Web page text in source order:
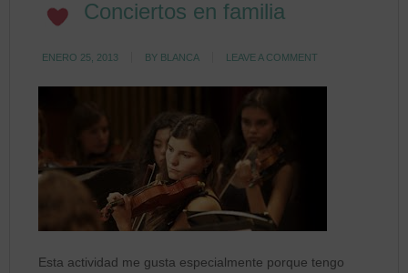
Conciertos en familia
ENERO 25, 2013 BY BLANCA LEAVE A COMMENT
Esta actividad me gusta especialmente porque tengo